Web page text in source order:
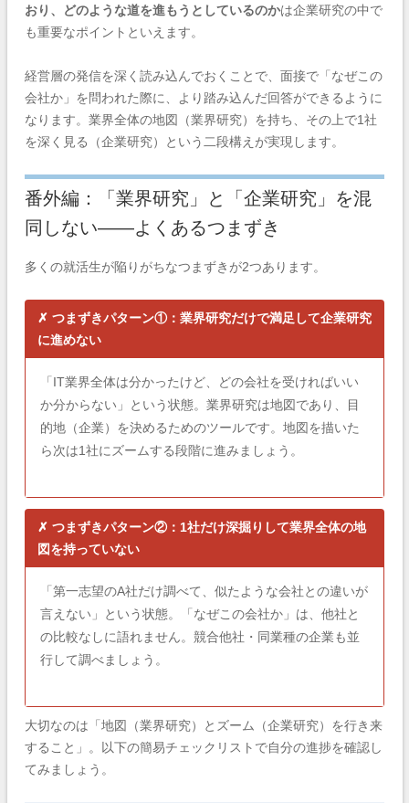
おり、どのような道を進もうとしているのかは企業研究の中で
も重要なポイントといえます。
経営層の発信を深く読み込んでおくことで、面接で「なぜこの
会社か」を問われた際に、より踏み込んだ回答ができるように
なります。業界全体の地図（業界研究）を持ち、その上で1社
を深く見る（企業研究）という二段構えが実現します。
番外編：「業界研究」と「企業研究」を混
同しない——よくあるつまずき
多くの就活生が陥りがちなつまずきが2つあります。
✗ つまずきパターン①：業界研究だけで満足して企業研究
に進めない
「IT業界全体は分かったけど、どの会社を受ければいい
か分からない」という状態。業界研究は地図であり、目
的地（企業）を決めるためのツールです。地図を描いた
ら次は1社にズームする段階に進みましょう。
✗ つまずきパターン②：1社だけ深掘りして業界全体の地
図を持っていない
「第一志望のA社だけ調べて、似たような会社との違いが
言えない」という状態。「なぜこの会社か」は、他社と
の比較なしに語れません。競合他社・同業種の企業も並
行して調べましょう。
大切なのは「地図（業界研究）とズーム（企業研究）を行き来
すること」。以下の簡易チェックリストで自分の進捗を確認し
てみましょう。